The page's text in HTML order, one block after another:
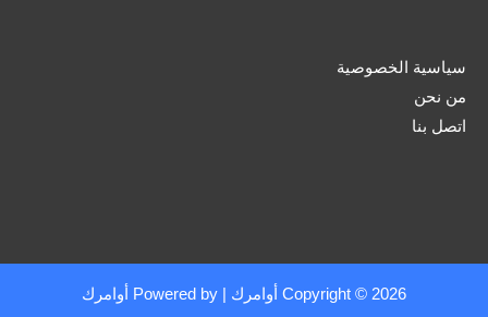
سياسية الخصوصية
من نحن
اتصل بنا
Copyright © 2026 أوامرك أوامرك